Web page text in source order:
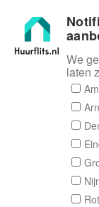
We
laten